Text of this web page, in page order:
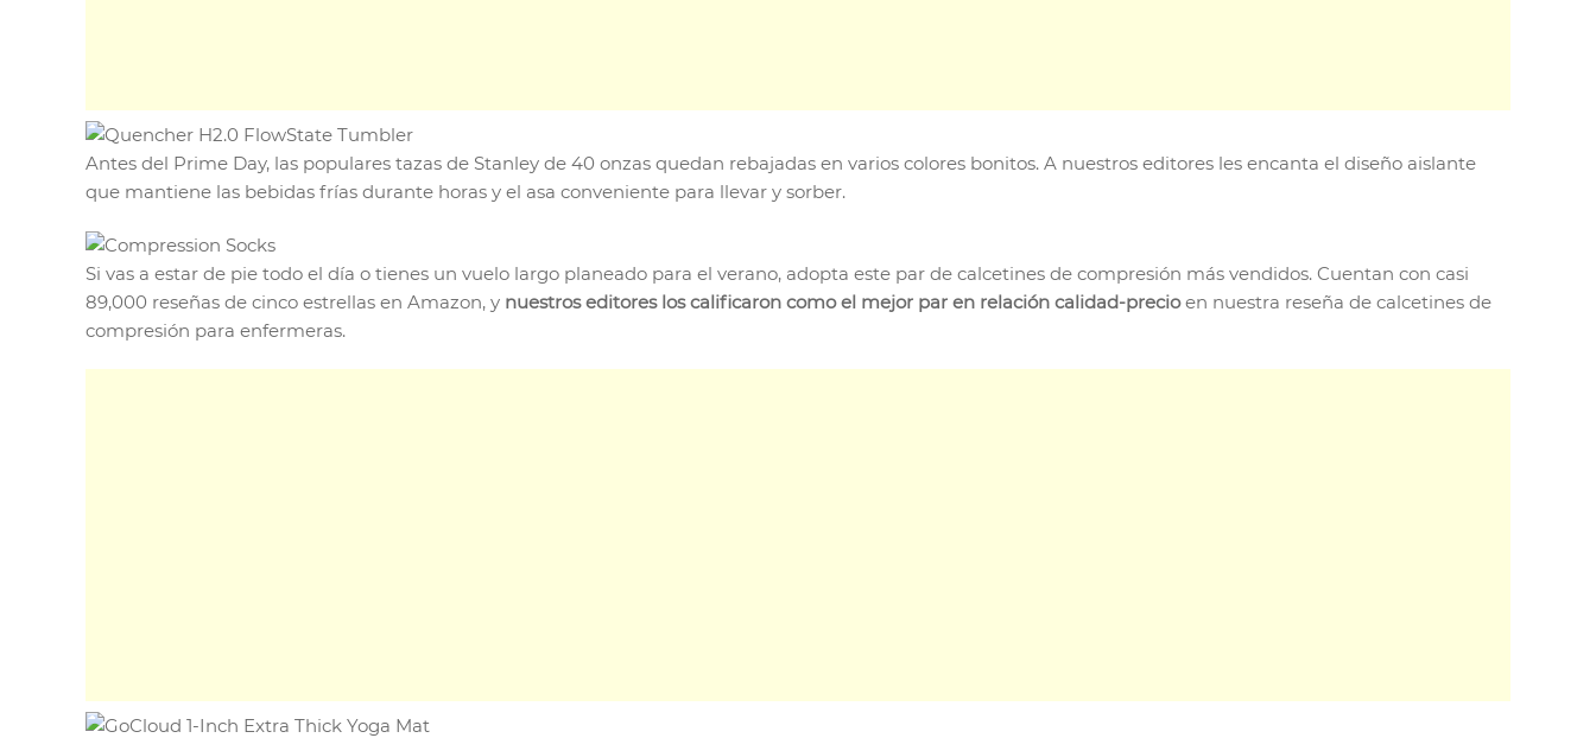
Antes del Prime Day, las populares tazas de Stanley de 40 onzas quedan rebajadas en varios colores bonitos. A nuestros editores les encanta el diseño aislante
que mantiene las bebidas frías durante horas y el asa conveniente para llevar y sorber.
Si vas a estar de pie todo el día o tienes un vuelo largo planeado para el verano, adopta este par de calcetines de compresión más vendidos. Cuentan con casi
89,000 reseñas de cinco estrellas en Amazon, y nuestros editores los calificaron como el mejor par en relación calidad-precioen nuestra reseña de calcetines de
compresión para enfermeras.